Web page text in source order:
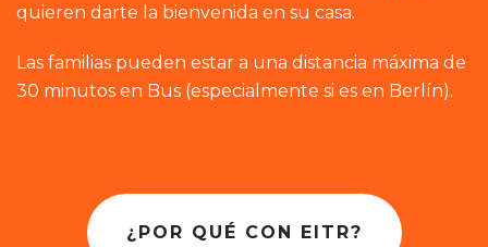
quieren darte la bienvenida en su casa.
Las familias pueden estar a una distancia máxima de
30 minutos en Bus (especialmente si es en Berlín).
¿POR QUÉ CON EITR?